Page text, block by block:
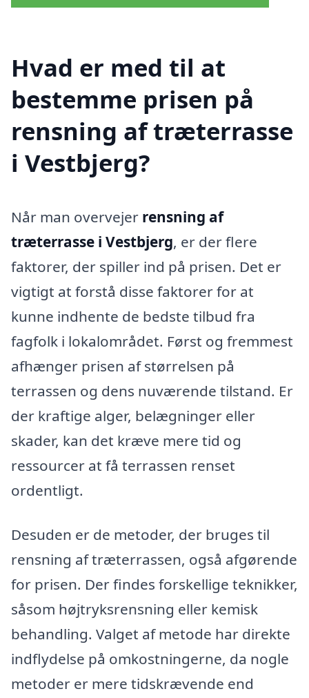
Hvad er med til at
bestemme prisen på
rensning af træterrasse
i Vestbjerg?
Når man overvejer rensning af
træterrasse i Vestbjerg, er der flere
faktorer, der spiller ind på prisen. Det er
vigtigt at forstå disse faktorer for at
kunne indhente de bedste tilbud fra
fagfolk i lokalområdet. Først og fremmest
afhænger prisen af størrelsen på
terrassen og dens nuværende tilstand. Er
der kraftige alger, belægninger eller
skader, kan det kræve mere tid og
ressourcer at få terrassen renset
ordentligt.
Desuden er de metoder, der bruges til
rensning af træterrassen, også afgørende
for prisen. Der findes forskellige teknikker,
såsom højtryksrensning eller kemisk
behandling. Valget af metode har direkte
indflydelse på omkostningerne, da nogle
metoder er mere tidskrævende end